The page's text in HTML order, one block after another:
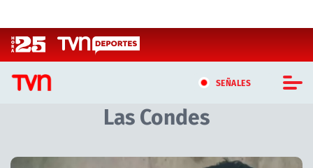
SEÑALES
CASTING MASTERCHEF CHILE
CASTING TVN VERTICAL
Las Condes
Artículos relacionados con Las Condes